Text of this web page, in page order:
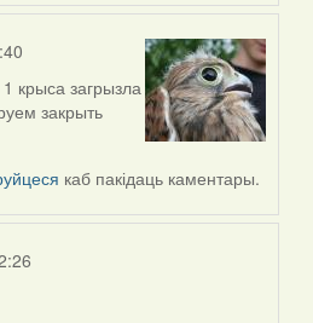
крыса загрызла
закрыть
каб пакідаць каментары.